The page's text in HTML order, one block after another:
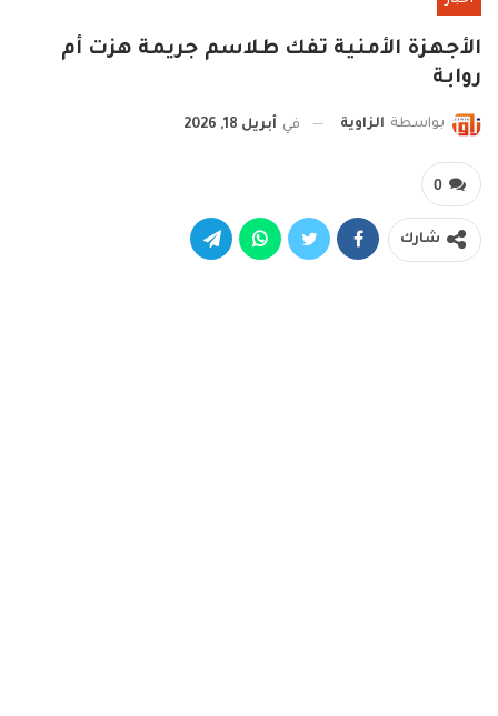
الأجهزة الأمنية تفك طلاسم جريمة هزت أم
روابة
بواسطة الزاوية في أبريل 18, 2026
0
شارك